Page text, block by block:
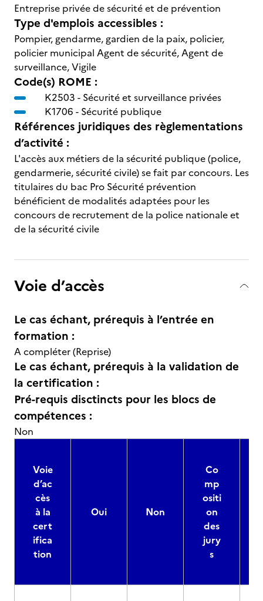
Entreprise privée de sécurité et de prévention
Type d'emplois accessibles :
Pompier, gendarme, gardien de la paix, policier,
policier municipal Agent de sécurité, Agent de
surveillance, Vigile
Code(s) ROME :
K2503 - Sécurité et surveillance privées
K1706 - Sécurité publique
Références juridiques des règlementations
d’activité :
L'accès aux métiers de la sécurité publique (police,
gendarmerie, sécurité civile) se fait par concours. Les
titulaires du bac Pro Sécurité prévention
bénéficient de modalités adaptées pour les
concours de recrutement de la police nationale et
de la sécurité civile
Voie d’accès
Le cas échant, prérequis à l’entrée en
formation :
A compléter (Reprise)
Le cas échant, prérequis à la validation de
la certification :
Pré-requis disctincts pour les blocs de
compétences :
Non
Voie
d’ac
cès
à la
cert
ifica
tion
Oui Non
Co
mp
ositi
on
des
jury
s